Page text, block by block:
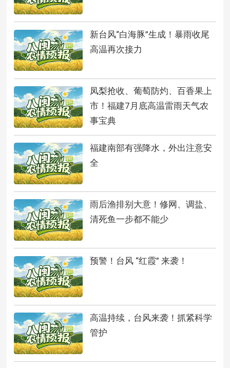
新台风“白海豚”生成！暴雨收尾
高温再次接力
凤梨抢收、葡萄防灼、百香果上
市！福建7月底高温雷雨天气农
事宝典
福建南部有强降水，外出注意安
全
雨后渔排别大意！修网、调盐、
清死鱼一步都不能少
预警！台风 “红霞” 来袭！
高温持续，台风来袭！抓紧科学
管护